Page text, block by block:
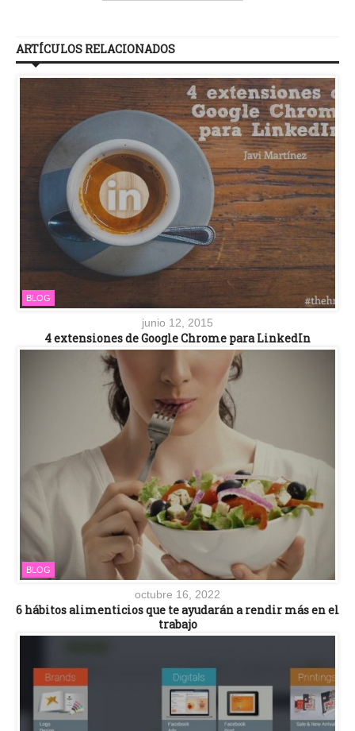
ARTÍCULOS RELACIONADOS
BLOG
junio 12, 2015
4 extensiones de Google Chrome para LinkedIn
BLOG
octubre 16, 2022
6 hábitos alimenticios que te ayudarán a rendir más en el
trabajo